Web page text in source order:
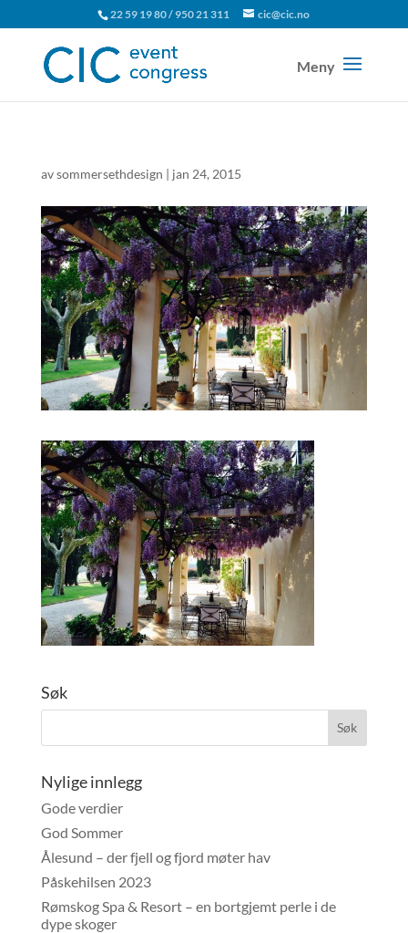
22 59 19 80 / 950 21 311 cic@cic.no
avsommersethdesign | jan 24, 2015
Søk
Nylige innlegg
Gode verdier
God Sommer
Ålesund – der fjell og fjord møter hav
Påskehilsen 2023
Rømskog Spa & Resort – en bortgjemt perle i de
dype skoger